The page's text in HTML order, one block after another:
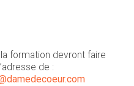
formation devront faire
de :